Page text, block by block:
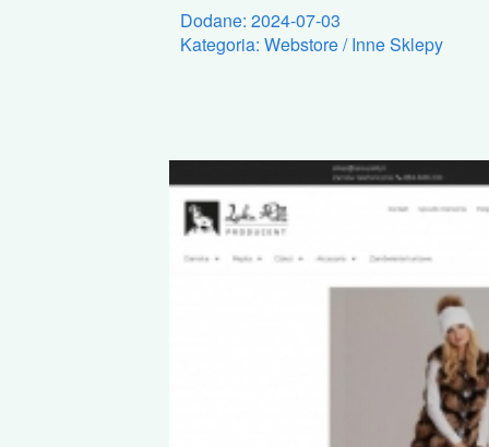
Dodane: 2024-07-03
Kategoria: Webstore / Inne Sklepy